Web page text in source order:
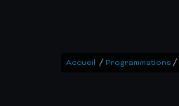
Accueil / Programmations /